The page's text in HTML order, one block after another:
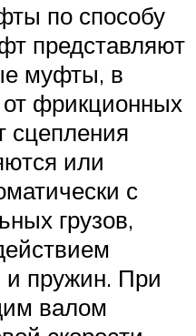
по способу
представляют
муфты, в
от фрикционных
сцепления
или
с
грузов,
пружин. При
валом